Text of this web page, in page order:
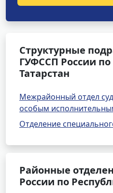
Структурные
ГУФССП России по
Татарстан
Межрайонный отдел
особым
Отделение
Районные
России по